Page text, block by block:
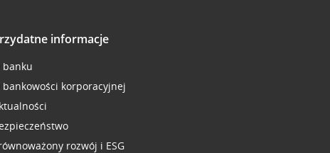
informacje
banku
bankowości korporacyjnej
rozwój i ESG